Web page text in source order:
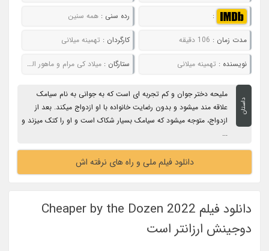
: رده سنی : همه سنین
مدت زمان : 106 دقیقه کارگردان : تهمینه میلانی
نویسنده : تهمینه میلانی ستارگان : میلاد کی مرام و ماهور الوند
داستان
ملیحه دختر جوان و کم تجربه ای است که به جوانی به نام سیامک
علاقه مند میشود و بدون رضایت خانواده با او ازدواج میکند. بعد از
ازدواج، متوجه میشود که سیامک بسیار شکاک است و او را کتک میزند و
...
دانلود فیلم ملی و راه های نرفته اش
دانلود فیلم Cheaper by the Dozen 2022
دوجینش ارزانتر است